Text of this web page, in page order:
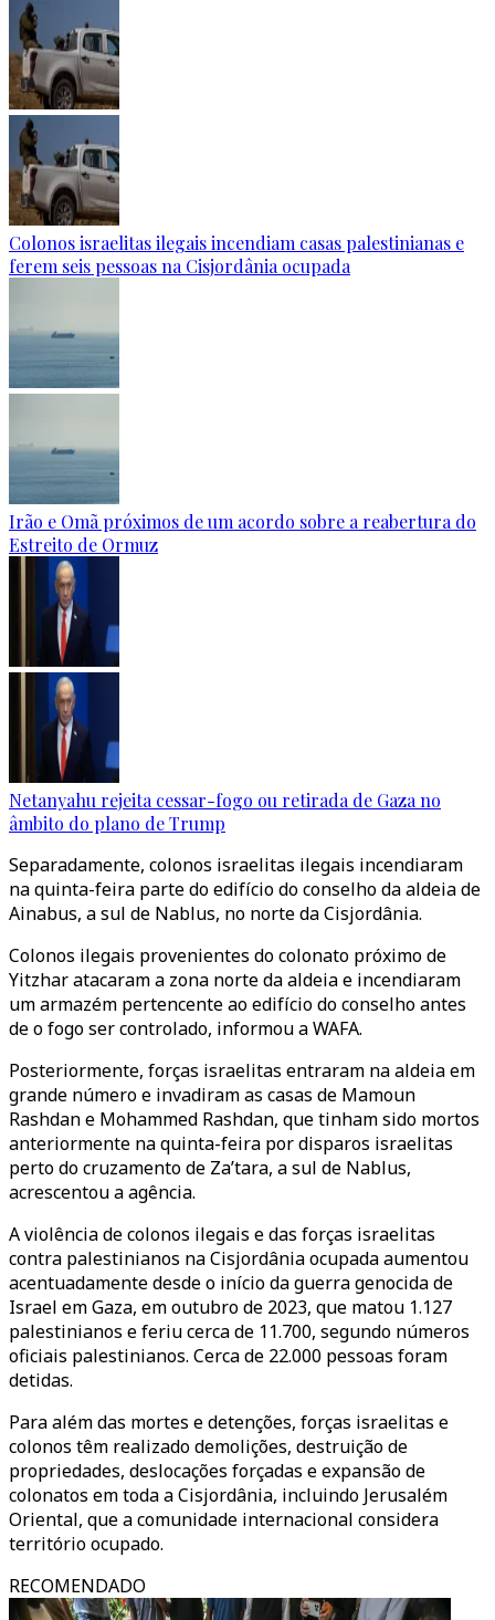
Colonos israelitas ilegais incendiam casas palestinianas e
ferem seis pessoas na Cisjordânia ocupada
Irão e Omã próximos de um acordo sobre a reabertura do
Estreito de Ormuz
Netanyahu rejeita cessar-fogo ou retirada de Gaza no
âmbito do plano de Trump
Separadamente, colonos israelitas ilegais incendiaram
na quinta-feira parte do edifício do conselho da aldeia de
Ainabus, a sul de Nablus, no norte da Cisjordânia.
Colonos ilegais provenientes do colonato próximo de
Yitzhar atacaram a zona norte da aldeia e incendiaram
um armazém pertencente ao edifício do conselho antes
de o fogo ser controlado, informou a WAFA.
Posteriormente, forças israelitas entraram na aldeia em
grande número e invadiram as casas de Mamoun
Rashdan e Mohammed Rashdan, que tinham sido mortos
anteriormente na quinta-feira por disparos israelitas
perto do cruzamento de Za’tara, a sul de Nablus,
acrescentou a agência.
A violência de colonos ilegais e das forças israelitas
contra palestinianos na Cisjordânia ocupada aumentou
acentuadamente desde o início da guerra genocida de
Israel em Gaza, em outubro de 2023, que matou 1.127
palestinianos e feriu cerca de 11.700, segundo números
oficiais palestinianos. Cerca de 22.000 pessoas foram
detidas.
Para além das mortes e detenções, forças israelitas e
colonos têm realizado demolições, destruição de
propriedades, deslocações forçadas e expansão de
colonatos em toda a Cisjordânia, incluindo Jerusalém
Oriental, que a comunidade internacional considera
território ocupado.
RECOMENDADO